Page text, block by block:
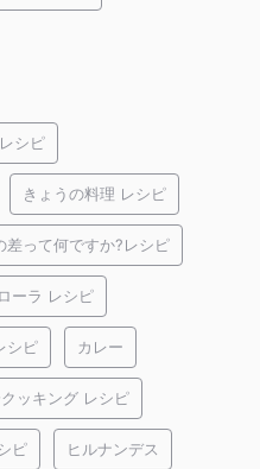
シピ
きょうの料理 レシピ
差って何ですか?レシピ
ーラ レシピ
シピ カレー
ッキング レシピ
ピ ヒルナンデス